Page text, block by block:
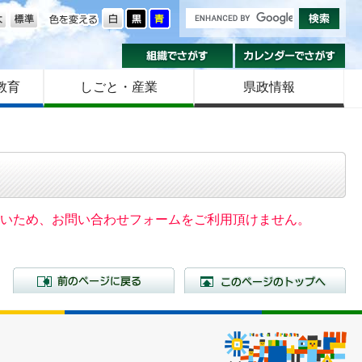
色を変える
大きさ
組織でさがす
育 しごと・産業 県政情報
ため、お問い合わせフォームをご利用頂けません。
前のページに戻る